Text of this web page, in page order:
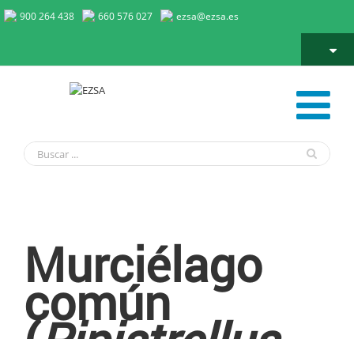
900 264 438 660 576 027 ezsa@ezsa.es
Murciélago
común